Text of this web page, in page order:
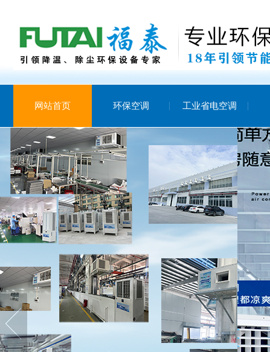
网站首页 环保空调 工业省电空调